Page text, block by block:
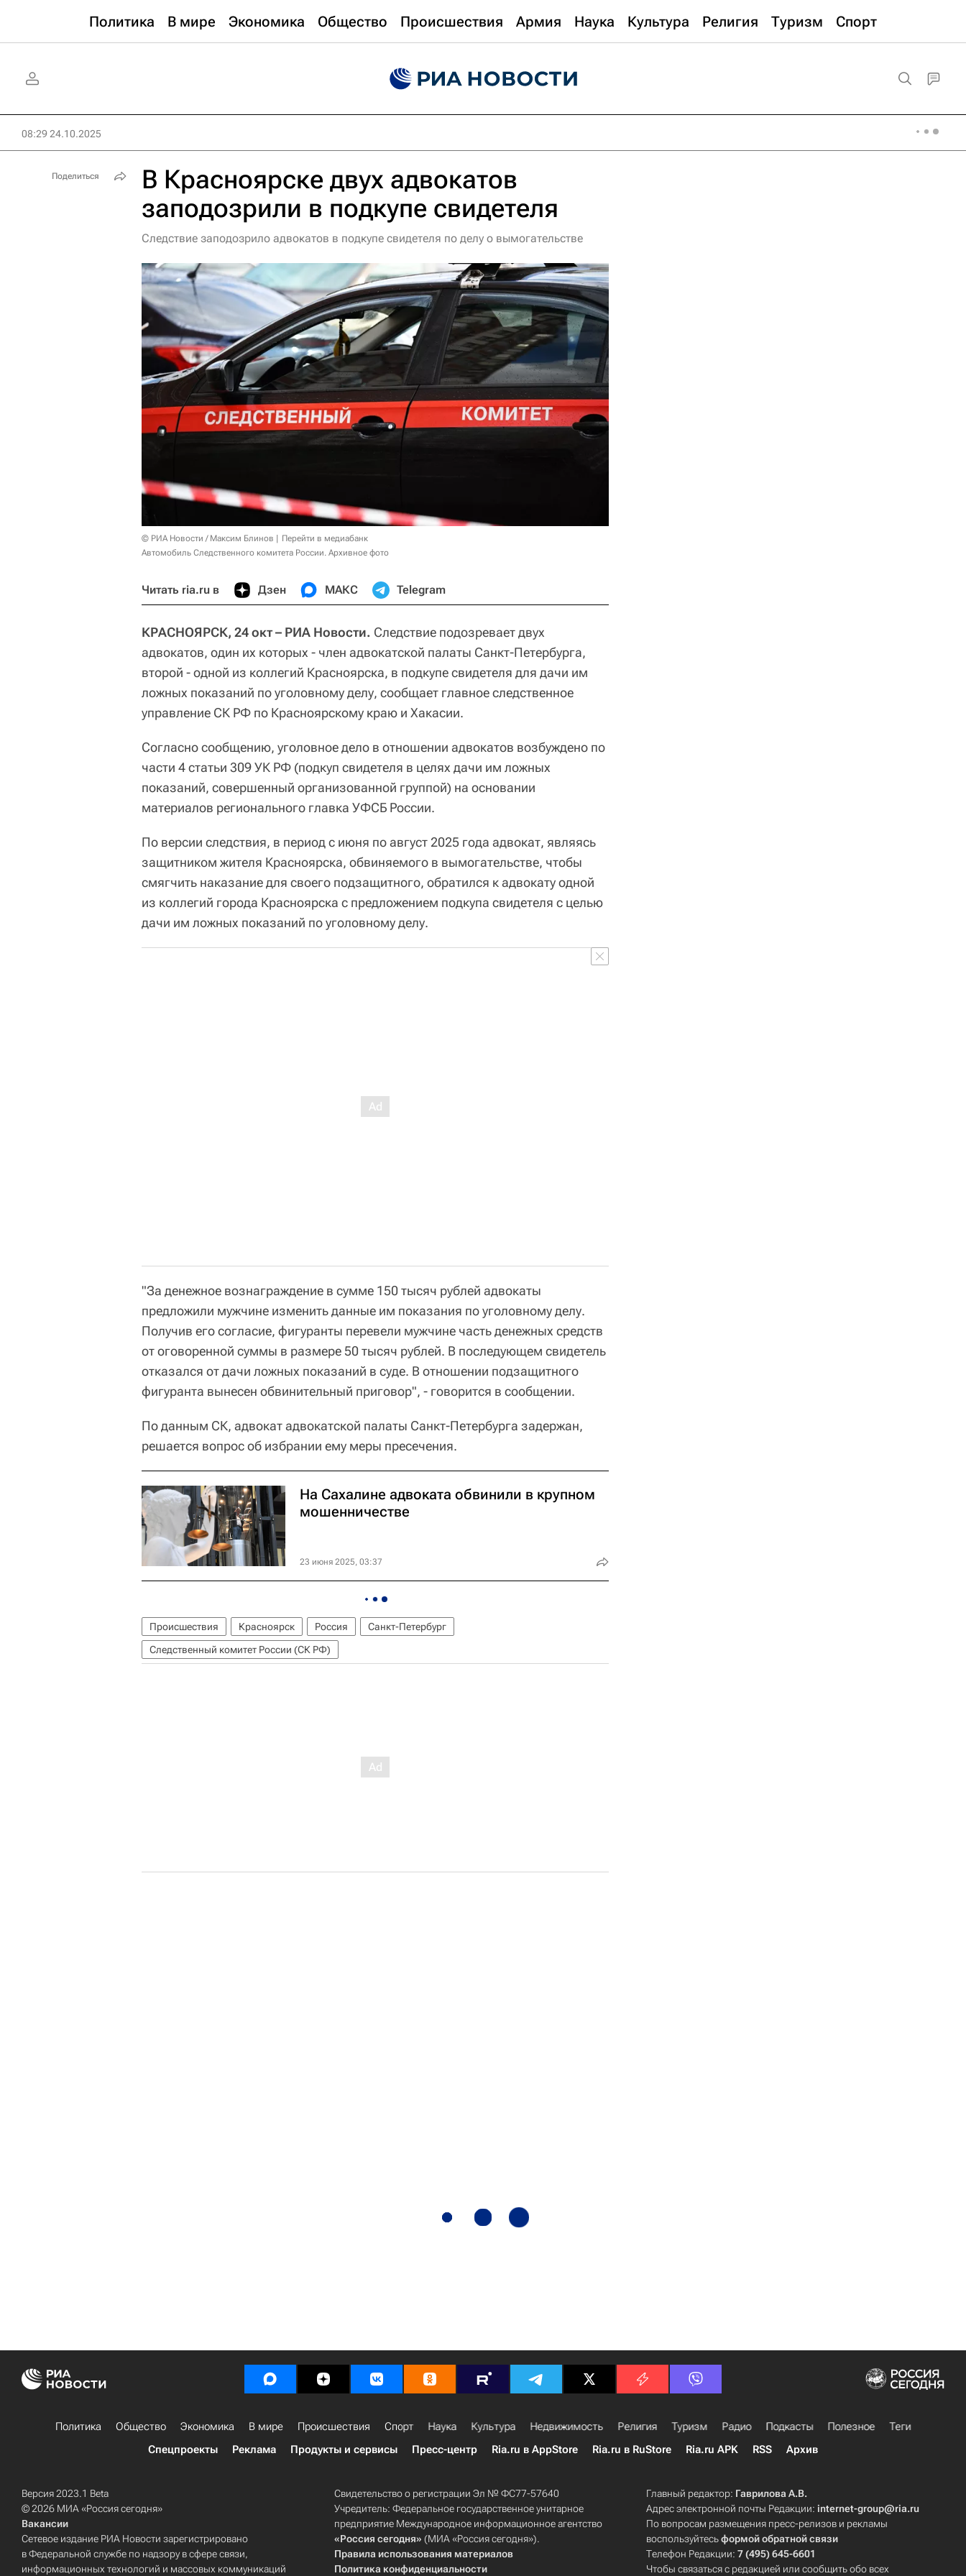
Политика В мире Экономика Общество Происшествия Армия Наука Культура Религия Туризм Спорт
08:29 24.10.2025
В Красноярске двух адвокатов
заподозрили в подкупе свидетеля
Следствие заподозрило адвокатов в подкупе свидетеля по делу о вымогательстве
© РИА Новости / Максим Блинов
Перейти в медиабанк
Автомобиль Следственного комитета России. Архивное фото
Читать ria.ru в Дзен МАКС Telegram
КРАСНОЯРСК, 24 окт – РИА Новости. Следствие подозревает двух
адвокатов, один их которых - член адвокатской палаты Санкт-Петербурга,
второй - одной из коллегий Красноярска, в подкупе свидетеля для дачи им
ложных показаний по уголовному делу, сообщает главное следственное
управление СК РФ по Красноярскому краю и Хакасии.
Согласно сообщению, уголовное дело в отношении адвокатов возбуждено по
части 4 статьи 309 УК РФ (подкуп свидетеля в целях дачи им ложных
показаний, совершенный организованной группой) на основании
материалов регионального главка УФСБ России.
По версии следствия, в период с июня по август 2025 года адвокат, являясь
защитником жителя Красноярска, обвиняемого в вымогательстве, чтобы
смягчить наказание для своего подзащитного, обратился к адвокату одной
из коллегий города Красноярска с предложением подкупа свидетеля с целью
дачи им ложных показаний по уголовному делу.
"За денежное вознаграждение в сумме 150 тысяч рублей адвокаты
предложили мужчине изменить данные им показания по уголовному делу.
Получив его согласие, фигуранты перевели мужчине часть денежных средств
от оговоренной суммы в размере 50 тысяч рублей. В последующем свидетель
отказался от дачи ложных показаний в суде. В отношении подзащитного
фигуранта вынесен обвинительный приговор", - говорится в сообщении.
По данным СК, адвокат адвокатской палаты Санкт-Петербурга задержан,
решается вопрос об избрании ему меры пресечения.
На Сахалине адвоката обвинили в крупном
мошенничестве
23 июня 2025, 03:37
Происшествия Красноярск Россия
Санкт-Петербург
Следственный комитет России (СК РФ)
Поделиться
Политика Общество Экономика В мире Происшествия Спорт Наука Культура Недвижимость Религия Туризм Радио Подкасты Полезное
Теги
Спецпроекты
Реклама Продукты и сервисы Пресс-центр Ria.ru в AppStore Ria.ru в RuStore Ria.ru APK RSS Архив
Версия 2023.1 Beta
© 2026 МИА «Россия сегодня»
Вакансии
Сетевое издание РИА Новости зарегистрировано
в Федеральной службе по надзору в сфере связи,
информационных технологий и массовых коммуникаций
Свидетельство о регистрации Эл № ФС77-57640
Учредитель: Федеральное государственное унитарное
предприятие Международное информационное агентство
«Россия сегодня» (МИА «Россия сегодня»).
Правила использования материалов
Политика конфиденциальности
Главный редактор: Гаврилова А.В.
Адрес электронной почты Редакции:internet-group@ria.ru
По вопросам размещения пресс-релизов и рекламы
воспользуйтесьформой обратной связи
Телефон Редакции:7 (495) 645-6601
Чтобы связаться с редакцией или сообщить обо всех